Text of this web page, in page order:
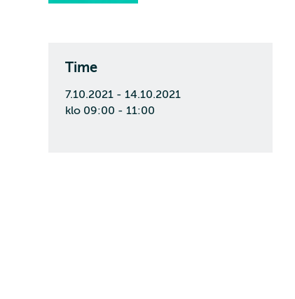
Time
7.10.2021 - 14.10.2021
klo 09:00 - 11:00